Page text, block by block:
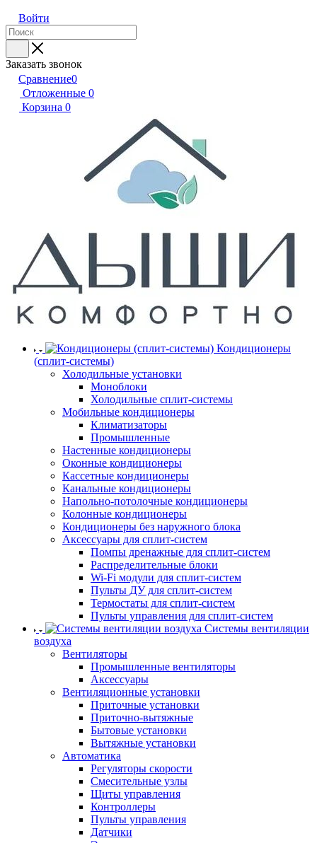
Войти
Заказать звонок
Сравнение0
Отложенные 0
Корзина 0
Кондиционеры
(сплит-системы)
Холодильные установки
Моноблоки
Холодильные сплит-системы
Мобильные кондиционеры
Климатизаторы
Промышленные
Настенные кондиционеры
Оконные кондиционеры
Кассетные кондиционеры
Канальные кондиционеры
Напольно-потолочные кондиционеры
Колонные кондиционеры
Кондиционеры без наружного блока
Аксессуары для сплит-систем
Помпы дренажные для сплит-систем
Распределительные блоки
Wi-Fi модули для сплит-систем
Пульты ДУ для сплит-систем
Термостаты для сплит-систем
Пульты управления для сплит-систем
Системы вентиляции
воздуха
Вентиляторы
Промышленные вентиляторы
Аксессуары
Вентиляционные установки
Приточные установки
Приточно-вытяжные
Бытовые установки
Вытяжные установки
Автоматика
Регуляторы скорости
Смесительные узлы
Щиты управления
Контроллеры
Пульты управления
Датчики